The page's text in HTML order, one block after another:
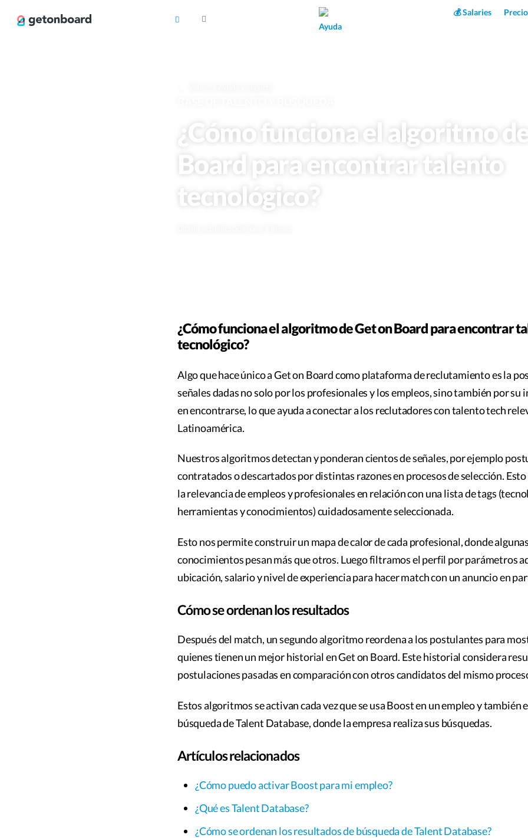
💰 Salaries
Ayuda
¿Cómo funciona el algoritmo
Board para encontrar talento
tecnológico?
¿Cómo funciona el algoritmo de Get on Board para encontrar
tecnológico?
Algo que hace único a Get on Board como plataforma de reclutamiento es la
señales dadas no solo por los profesionales y los empleos, sino también por su
en encontrarse, lo que ayuda a conectar a los reclutadores con talento tech
Latinoamérica.
Nuestros algoritmos detectan y ponderan cientos de señales, por ejemplo
contratados o descartados por distintas razones en procesos de selección.
la relevancia de empleos y profesionales en relación con una lista de tags
herramientas y conocimientos) cuidadosamente seleccionada.
Esto nos permite construir un mapa de calor de cada profesional, donde
conocimientos pesan más que otros. Luego filtramos el perfil por parámetros
ubicación, salario y nivel de experiencia para hacer match con un anuncio en
Cómo se ordenan los resultados
Después del match, un segundo algoritmo reordena a los postulantes para
quienes tienen un mejor historial en Get on Board. Este historial considera
postulaciones pasadas en comparación con otros candidatos del mismo
Estos algoritmos se activan cada vez que se usa Boost en un empleo y también
búsqueda de Talent Database, donde la empresa realiza sus búsquedas.
Artículos relacionados
¿Cómo puedo activar Boost para mi empleo?
¿Qué es Talent Database?
¿Cómo se ordenan los resultados de búsqueda de Talent Database?